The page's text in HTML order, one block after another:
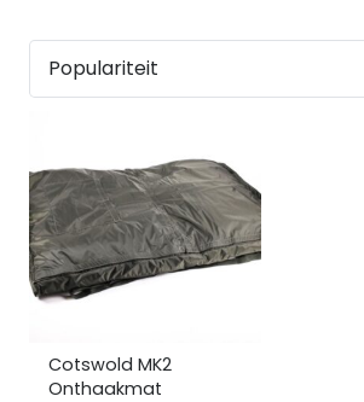
Cotswold MK2
Onthaakmat